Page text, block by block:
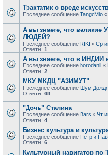
Трактатик о вреде
Последнее сообщение TangoMio «
А вы знаете, что
ЛЮДЕЙ?
Последнее сообщение RIKI « Ср
Ответы: 1
А вы знаете, что в
Последнее сообщение borodanil «
Ответы: 2
МКУ МКДЦ "АЗИМУТ"
Последнее сообщение Шум Дождя
Ответы: 68
"Дочь" Сталина
Последнее сообщение Bars « Чт
Ответы: 4
Бизнес культура и
Последнее сообщение Пётр и
Ответы: 6
Культурный навигатор по